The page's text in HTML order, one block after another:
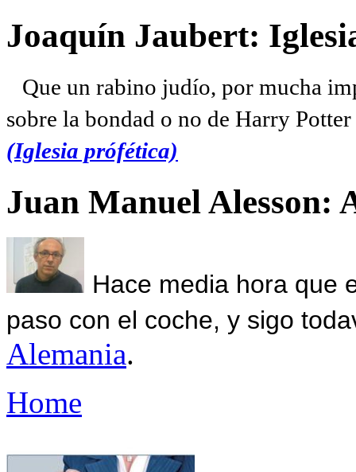
Joaquín Jaubert:
Que un rabino judío, por mucha
sobre la bondad o no de Harry
(Iglesia prófética)
Juan Manuel Alesson:
Hace media hora que
paso con el coche, y sigo
Alemania.
Home